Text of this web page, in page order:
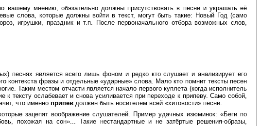
вашему мнению, обязательно должны присутствовать в песне и украшать её
слова, которые должны войти в текст, могут быть такие: Новый Год (само
игрушки, праздник и т.п. После первоначального отбора возможных слов,
песнях является всего лишь фоном и редко кто слушает и анализирует его
контекста фразы и отдельные «ударные» слова. Мало кто помнит тексты песен
Таким местом отчасти является начало первого куплета (когда исполнитель
тексту ослабевает и снова усиливается при переходе к припеву. Само собой,
что именно припев должен быть носителем всей «хитовости» песни.
зацепят воображение слушателей. Пример удачных изюминок: «Беги по
похожая на сон»... Такие нестандартные и не затёртые решения-образы,